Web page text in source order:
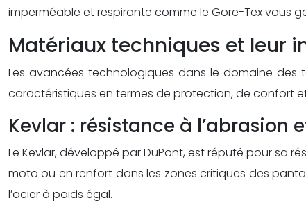
imperméable et respirante comme le Gore-Tex vous
Matériaux techniques et leur
Les avancées technologiques dans le domaine
caractéristiques en termes de protection, de confort
Kevlar : résistance à l’abrasion
Le Kevlar, développé par DuPont, est réputé pour sa
moto ou en renfort dans les zones critiques des
l’acier à poids égal.